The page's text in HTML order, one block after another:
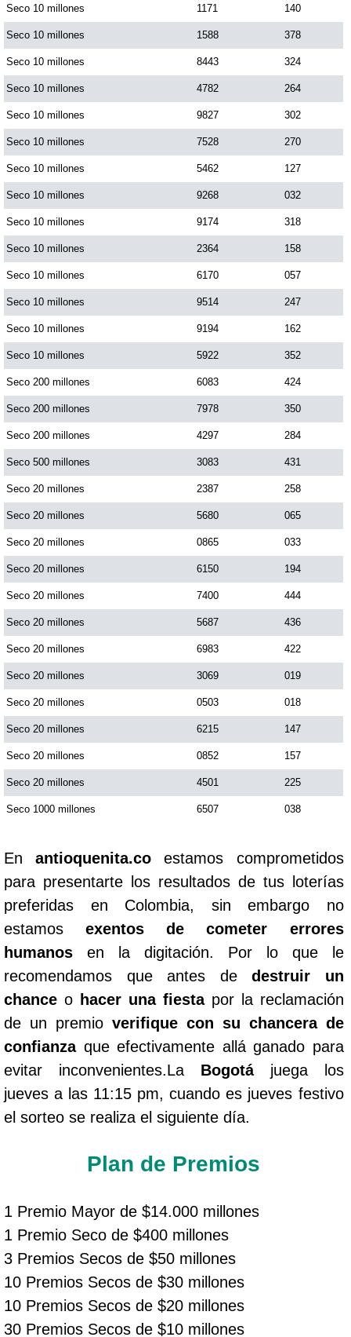
Seco 10 millones 1171 140
Seco 10 millones 1588 378
Seco 10 millones 8443 324
Seco 10 millones 4782 264
Seco 10 millones 9827 302
Seco 10 millones 7528 270
Seco 10 millones 5462 127
Seco 10 millones 9268 032
Seco 10 millones 9174 318
Seco 10 millones 2364 158
Seco 10 millones 6170 057
Seco 10 millones 9514 247
Seco 10 millones 9194 162
Seco 10 millones 5922 352
Seco 200 millones 6083 424
Seco 200 millones 7978 350
Seco 200 millones 4297 284
Seco 500 millones 3083 431
Seco 20 millones 2387 258
Seco 20 millones 5680 065
Seco 20 millones 0865 033
Seco 20 millones 6150 194
Seco 20 millones 7400 444
Seco 20 millones 5687 436
Seco 20 millones 6983 422
Seco 20 millones 3069 019
Seco 20 millones 0503 018
Seco 20 millones 6215 147
Seco 20 millones 0852 157
Seco 20 millones 4501 225
Seco 1000 millones 6507 038
Enantioquenita.co estamos comprometidos
para presentarte los resultados de tus loterías
preferidas en Colombia, sin embargo no
estamosexentos de cometer errores
humanos en la digitación. Por lo que le
recomendamos que antes dedestruir un
chance o hacer una fiestapor la reclamación
de un premio verifique con su chancera de
confianzaque efectivamente allá ganado para
evitar inconvenientes.La Bogotájuega los
jueves a las 11:15 pm, cuando es jueves festivo
el sorteo se realiza el siguiente día.
Plan de Premios
1 Premio Mayor de $14.000 millones
1 Premio Seco de $400 millones
3 Premios Secos de $50 millones
10 Premios Secos de $30 millones
10 Premios Secos de $20 millones
30 Premios Secos de $10 millones